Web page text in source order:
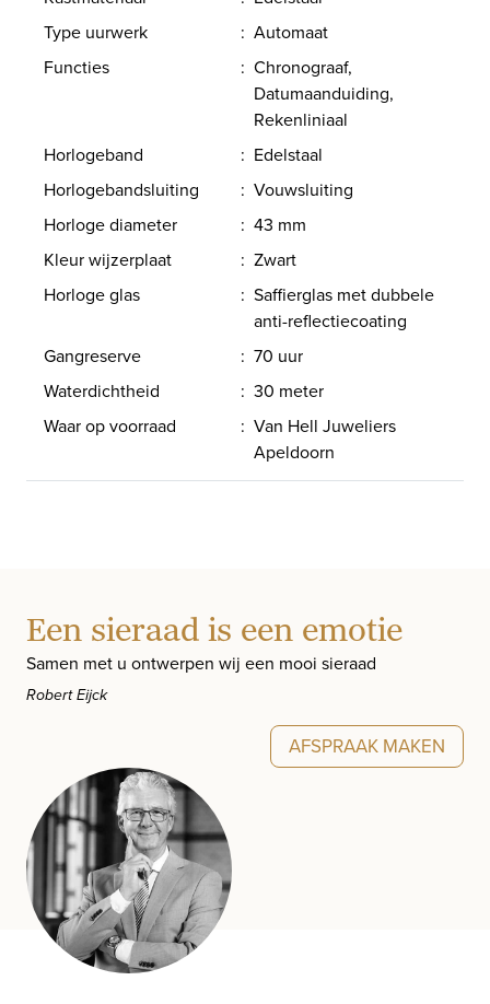
Type uurwerk
: Automaat
Functies
: Chronograaf,
Datumaanduiding,
Rekenliniaal
Horlogeband
: Edelstaal
Horlogebandsluiting
: Vouwsluiting
Horloge diameter
: 43 mm
Kleur wijzerplaat
: Zwart
Horloge glas
: Saffierglas met dubbele
anti-reflectiecoating
Gangreserve
: 70 uur
Waterdichtheid
: 30 meter
Waar op voorraad
: Van Hell Juweliers
Apeldoorn
Een sieraad is een emotie
Samen met u ontwerpen wij een mooi sieraad
Robert Eijck
AFSPRAAK MAKEN